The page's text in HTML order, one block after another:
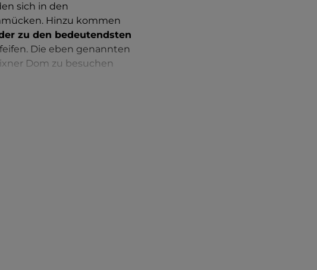
sich in den
Hinzu kommen
zu den bedeutendsten
Die eben genannten
Dom zu besuchen